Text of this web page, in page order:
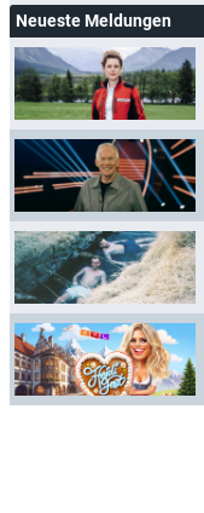
Neueste Meldungen